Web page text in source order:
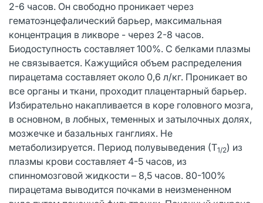
2-6 часов. Он свободно проникает через
гематоэнцефалический барьер, максимальная
концентрация в ликворе - через 2-8 часов.
Биодоступность составляет 100%. С белками плазмы
не связывается. Кажущийся объем распределения
пирацетама составляет около 0,6 л/кг. Проникает во
все органы и ткани, проходит плацентарный барьер.
Избирательно накапливается в коре головного мозга,
в основном, в лобных, теменных и затылочных долях,
мозжечке и базальных ганглиях. Не
метаболизируется. Период полувыведения (Т1/2) из
плазмы крови составляет 4-5 часов, из
спинномозговой жидкости – 8,5 часов. 80-100%
пирацетама выводится почками в неизмененном